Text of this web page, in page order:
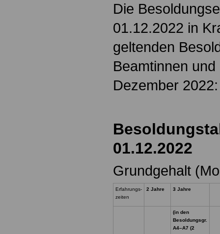
Die
01.12.2022 in
geltenden
Beamtinnen
Dezember 2022:
01.12.2022
Grundgehalt
Erfahrungs-
zeiten
2 Jahre 3 Jahre
(in den
Besoldungsgr.
A4–A7 (2